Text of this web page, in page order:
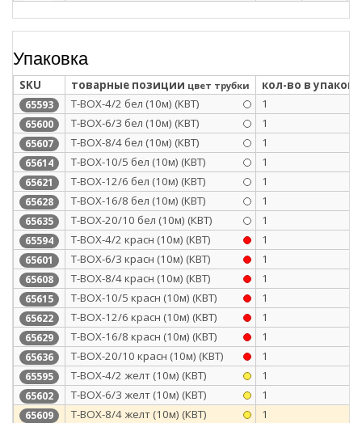
Упаковка
SKU товарные позиции цвет трубки кол-во в
65593 Т-BOX-4/2 бел (10м) (КВТ) 1
65600 Т-BOX-6/3 бел (10м) (КВТ) 1
65607 Т-BOX-8/4 бел (10м) (КВТ) 1
65614 Т-BOX-10/5 бел (10м) (КВТ) 1
65621 Т-BOX-12/6 бел (10м) (КВТ) 1
65628 Т-BOX-16/8 бел (10м) (КВТ) 1
65635 Т-BOX-20/10 бел (10м) (КВТ) 1
65594 Т-BOX-4/2 красн (10м) (КВТ) 1
65601 Т-BOX-6/3 красн (10м) (КВТ) 1
65608 Т-BOX-8/4 красн (10м) (КВТ) 1
65615 Т-BOX-10/5 красн (10м) (КВТ) 1
65622 Т-BOX-12/6 красн (10м) (КВТ) 1
65629 Т-BOX-16/8 красн (10м) (КВТ) 1
65636 Т-BOX-20/10 красн (10м) (КВТ) 1
65595 Т-BOX-4/2 желт (10м) (КВТ) 1
65602 Т-BOX-6/3 желт (10м) (КВТ) 1
65609 Т-BOX-8/4 желт (10м) (КВТ) 1